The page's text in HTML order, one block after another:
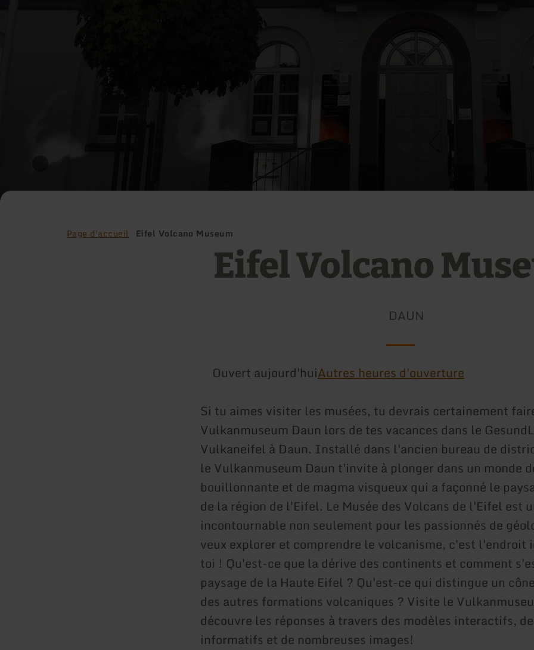
Page d'accueil Eifel Volcano Museum
Eifel Volcano
DAUN
Ouvert aujourd'huiAutres heures d'ouverture
Si tu aimes visiter les musées, tu devrais certainement
Vulkanmuseum Daun lors de tes vacances dans le
Vulkaneifel à Daun. Installé dans l'ancien bureau de
le Vulkanmuseum Daun t'invite à plonger dans un monde
bouillonnante et de magma visqueux qui a façonné le
de la région de l'Eifel. Le Musée des Volcans de l'Eifel est
incontournable non seulement pour les passionnés de
veux explorer et comprendre le volcanisme, c'est l'endroit
toi ! Qu'est-ce que la dérive des continents et comment
paysage de la Haute Eifel ? Qu'est-ce qui distingue un
des autres formations volcaniques ? Visite le
découvre les réponses à travers des modèles interactifs,
informatifs et de nombreuses images!